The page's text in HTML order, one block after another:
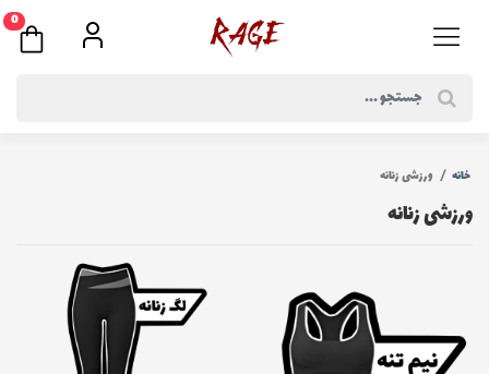
0
خانه ورزشی زنانه
ورزشی زنانه